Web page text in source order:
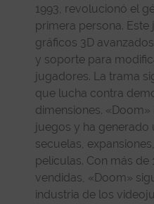
1993, revolucionó el
primera persona.
gráficos 3D
y soporte para
jugadores. La trama
que lucha contra
dimensiones.
juegos y ha generado
secuelas,
películas. Con más de
vendidas, «Doom»
industria de los